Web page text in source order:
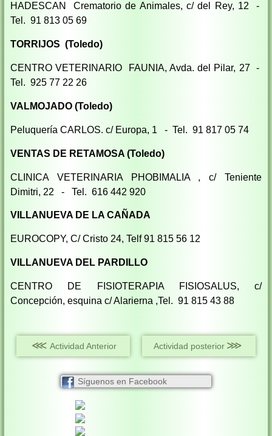
HADESCAN Crematorio de Animales, c/ del Rey, 12 -
Tel. 91 813 05 69
TORRIJOS (Toledo)
CENTRO VETERINARIO FAUNIA, Avda. del Pilar, 27 -
Tel. 925 77 22 26
VALMOJADO (Toledo)
Peluquería CARLOS. c/ Europa, 1 - Tel. 91 817 05 74
VENTAS DE RETAMOSA (Toledo)
CLINICA VETERINARIA PHOBIMALIA , c/ Teniente
Dimitri, 22 - Tel. 616 442 920
VILLANUEVA DE LA CAÑADA
EUROCOPY, C/ Cristo 24, Telf 91 815 56 12
VILLANUEVA DEL PARDILLO
CENTRO DE FISIOTERAPIA FISIOSALUS, c/
Concepción, esquina c/ Alarierna ,Tel. 91 815 43 88
⋘ Actividad Anterior Actividad posterior ⋙
Síguenos en Facebook